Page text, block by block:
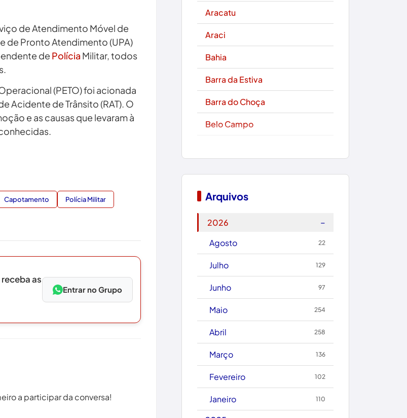
de Atendimento Móvel de
de Pronto Atendimento (UPA)
de Polícia Militar, todos
(PETO) foi acionada
Acidente de Trânsito (RAT). O
e as causas que levaram à
Capotamento Polícia Militar
as
Entrar no Grupo
a participar da conversa!
Aracatu
Araci
Bahia
Barra da Estiva
Barra do Choça
Belo Campo
Boquira
Brumado
Caculé
Caetanos
Caetité
Candiba
Cândido Sales
Caraíbas
Carinhanha
Arquivos
2026
−
Agosto
22
Julho 129
Junho 97
Maio 254
Abril 258
Março 136
Fevereiro 102
Janeiro 110